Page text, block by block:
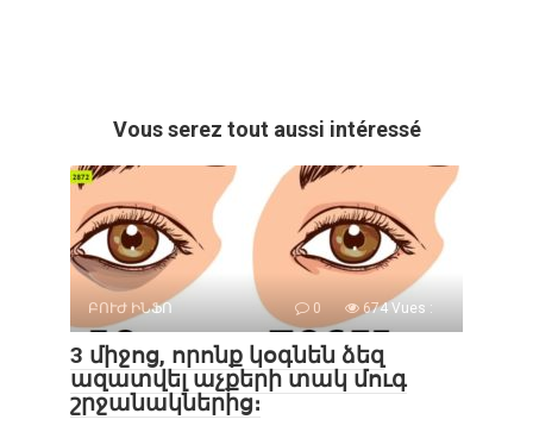
Vous serez tout aussi intéressé
ԲՈՒԺ ԻՆՖՈ 0 674 Vues :
3 միջոց, որոնք կօգնեն ձեզ
ազատվել աչքերի տակ մուգ
շրջանակներից։